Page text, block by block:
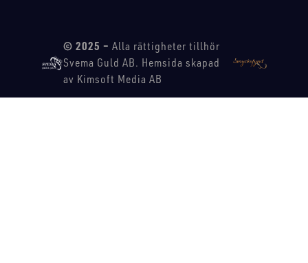
© 2025 – Alla rättigheter tillhör
Svema Guld AB. Hemsida skapad
av Kimsoft Media AB